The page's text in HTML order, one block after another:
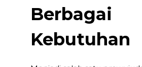
Berbagai
Kebutuhan